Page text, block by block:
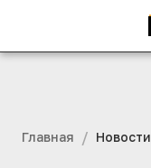
Главная / Новости